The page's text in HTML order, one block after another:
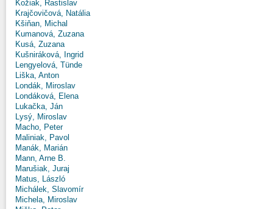
Kožiak, Rastislav
Krajčovičová, Natália
Kšiňan, Michal
Kumanová, Zuzana
Kusá, Zuzana
Kušniráková, Ingrid
Lengyelová, Tünde
Liška, Anton
Londák, Miroslav
Londáková, Elena
Lukačka, Ján
Lysý, Miroslav
Macho, Peter
Maliniak, Pavol
Manák, Marián
Mann, Arne B.
Marušiak, Juraj
Matus, László
Michálek, Slavomír
Michela, Miroslav